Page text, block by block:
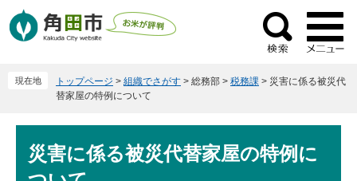
ー
ニ
検
索
現在地 トップページ > 組織でさがす > 総務部 > 税務課 > 災害に係る被災代
替家屋の特例について
災害に係る被災代替家屋の特例に